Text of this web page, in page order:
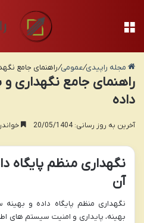
مجله راپیدی/عمومی/راهنمای جامع
راهنمای جامع نگهداری و
داده
آخرین به روز رسانی: 20/05/1404 خواندن این
نگهداری منظم پایگاه
آن
نگهداری منظم پایگاه داده و بهینه
بهینه، پایداری و امنیت سیستم های